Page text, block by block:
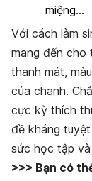
miệng…
Với cách làm
mang đến cho
thanh mát,
của chanh.
cực kỳ thích
đề kháng
sức học tập
>>> Bạn có